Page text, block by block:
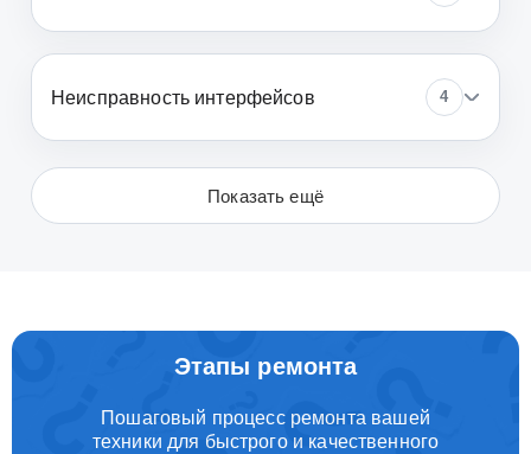
Неисправность интерфейсов 4
Показать ещё
Этапы ремонта
Пошаговый процесс ремонта вашей
техники для быстрого и качественного